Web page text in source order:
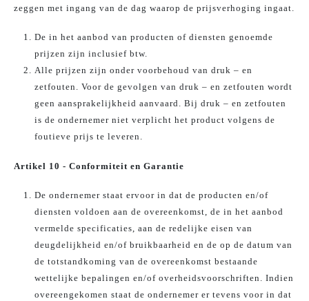
zeggen met ingang van de dag waarop de prijsverhoging ingaat.
De in het aanbod van producten of diensten genoemde
prijzen zijn inclusief btw.
Alle prijzen zijn onder voorbehoud van druk – en
zetfouten. Voor de gevolgen van druk – en zetfouten wordt
geen aansprakelijkheid aanvaard. Bij druk – en zetfouten
is de ondernemer niet verplicht het product volgens de
foutieve prijs te leveren.
Artikel 10 - Conformiteit en Garantie
De ondernemer staat ervoor in dat de producten en/of
diensten voldoen aan de overeenkomst, de in het aanbod
vermelde specificaties, aan de redelijke eisen van
deugdelijkheid en/of bruikbaarheid en de op de datum van
de totstandkoming van de overeenkomst bestaande
wettelijke bepalingen en/of overheidsvoorschriften. Indien
overeengekomen staat de ondernemer er tevens voor in dat